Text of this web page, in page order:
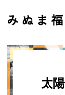
太